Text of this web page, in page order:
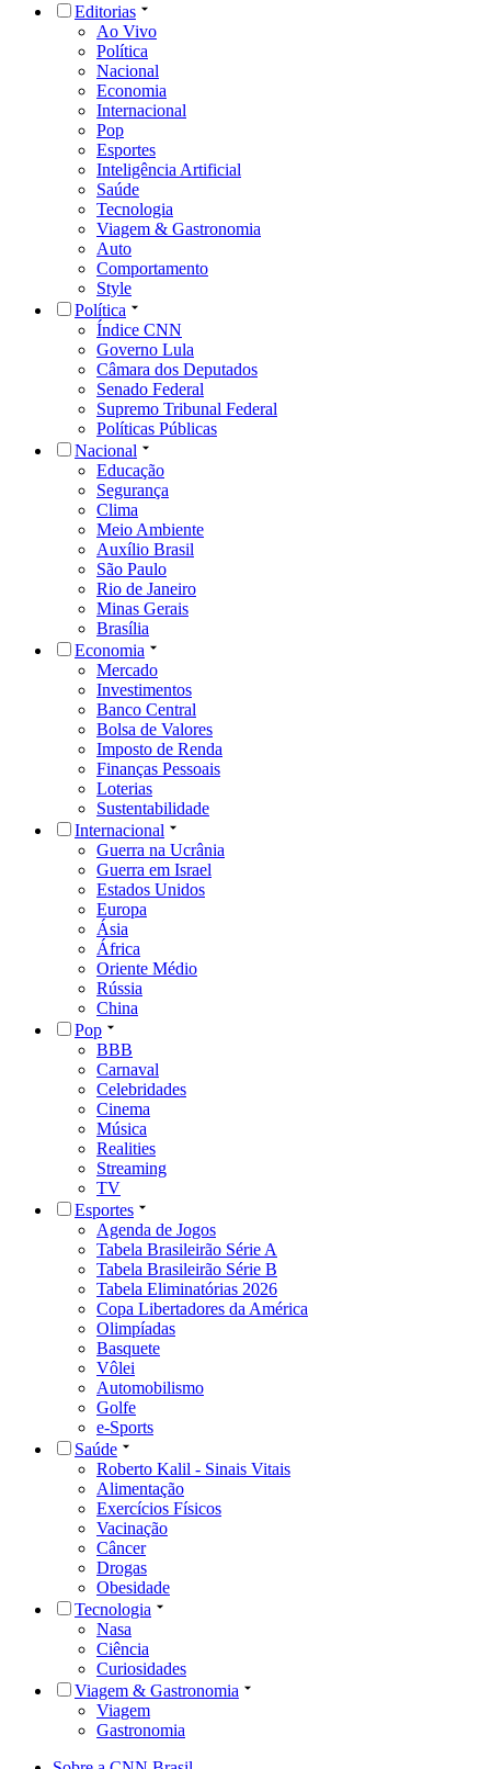
Editorias
Ao Vivo
Política
Nacional
Economia
Internacional
Pop
Esportes
Inteligência Artificial
Saúde
Tecnologia
Viagem & Gastronomia
Auto
Comportamento
Style
Política
Índice CNN
Governo Lula
Câmara dos Deputados
Senado Federal
Supremo Tribunal Federal
Políticas Públicas
Nacional
Educação
Segurança
Clima
Meio Ambiente
Auxílio Brasil
São Paulo
Rio de Janeiro
Minas Gerais
Brasília
Economia
Mercado
Investimentos
Banco Central
Bolsa de Valores
Imposto de Renda
Finanças Pessoais
Loterias
Sustentabilidade
Internacional
Guerra na Ucrânia
Guerra em Israel
Estados Unidos
Europa
Ásia
África
Oriente Médio
Rússia
China
Pop
BBB
Carnaval
Celebridades
Cinema
Música
Realities
Streaming
TV
Esportes
Agenda de Jogos
Tabela Brasileirão Série A
Tabela Brasileirão Série B
Tabela Eliminatórias 2026
Copa Libertadores da América
Olimpíadas
Basquete
Vôlei
Automobilismo
Golfe
e-Sports
Saúde
Roberto Kalil - Sinais Vitais
Alimentação
Exercícios Físicos
Vacinação
Câncer
Drogas
Obesidade
Tecnologia
Nasa
Ciência
Curiosidades
Viagem & Gastronomia
Viagem
Gastronomia